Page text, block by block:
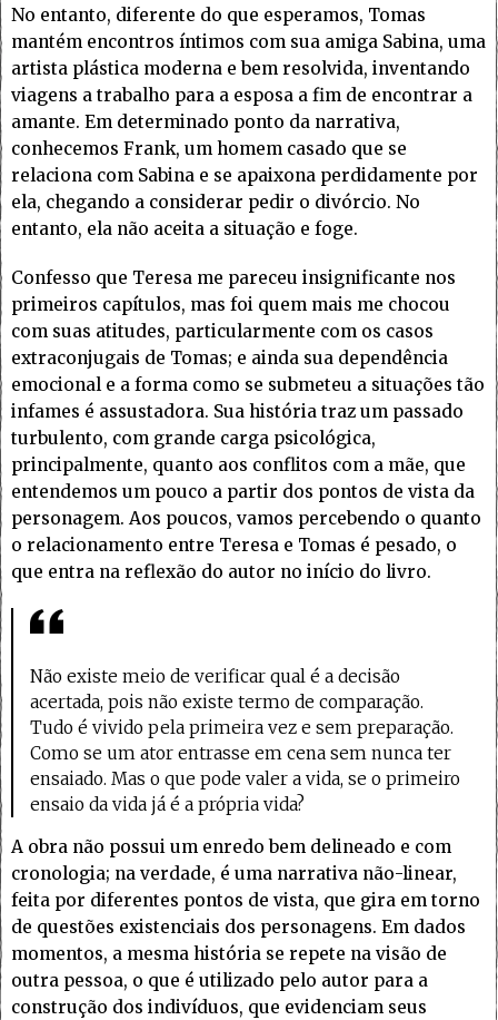
No entanto, diferente do que esperamos, Tomas
mantém encontros íntimos com sua amiga Sabina, uma
artista plástica moderna e bem resolvida, inventando
viagens a trabalho para a esposa a fim de encontrar a
amante. Em determinado ponto da narrativa,
conhecemos Frank, um homem casado que se
relaciona com Sabina e se apaixona perdidamente por
ela, chegando a considerar pedir o divórcio. No
entanto, ela não aceita a situação e foge.
Confesso que Teresa me pareceu insignificante nos
primeiros capítulos, mas foi quem mais me chocou
com suas atitudes, particularmente com os casos
extraconjugais de Tomas; e ainda sua dependência
emocional e a forma como se submeteu a situações tão
infames é assustadora. Sua história traz um passado
turbulento, com grande carga psicológica,
principalmente, quanto aos conflitos com a mãe, que
entendemos um pouco a partir dos pontos de vista da
personagem. Aos poucos, vamos percebendo o quanto
o relacionamento entre Teresa e Tomas é pesado, o
que entra na reflexão do autor no início do livro.
Não existe meio de verificar qual é a decisão
acertada, pois não existe termo de comparação.
Tudo é vivido pela primeira vez e sem preparação.
Como se um ator entrasse em cena sem nunca ter
ensaiado. Mas o que pode valer a vida, se o primeiro
ensaio da vida já é a própria vida?
A obra não possui um enredo bem delineado e com
cronologia; na verdade, é uma narrativa não-linear,
feita por diferentes pontos de vista, que gira em torno
de questões existenciais dos personagens. Em dados
momentos, a mesma história se repete na visão de
outra pessoa, o que é utilizado pelo autor para a
construção dos indivíduos, que evidenciam seus